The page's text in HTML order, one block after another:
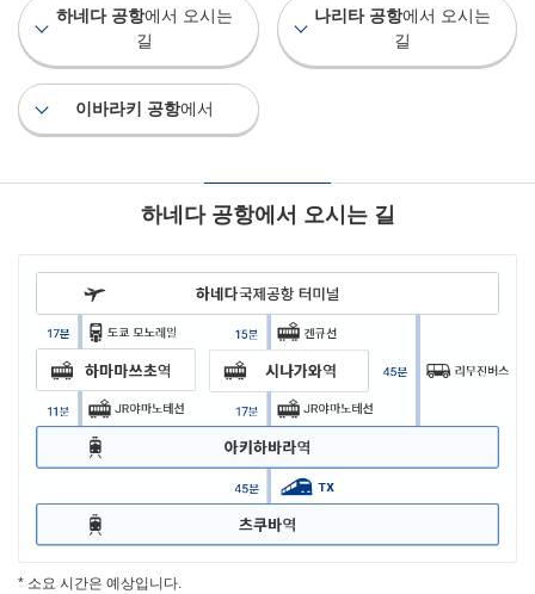
하네다 공항에서 오시는
길
나리타 공항에서 오시는
길
이바라키 공항에서
하네다 공항에서 오시는 길
* 소요 시간은 예상입니다.